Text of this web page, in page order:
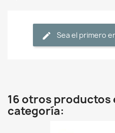
Sea el primero
16 otros productos
categoría: